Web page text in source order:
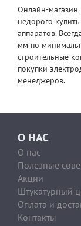
Онлайн-магазин
недорого
аппаратов.
мм по
строительные
покупки
менеджеров.
О НАС
О нас
Полезные
Акции
Штукатурный
Оплата и
Контакты